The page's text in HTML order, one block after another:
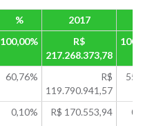
% 2017
100,00%
R$
217.268.373,78
60,76%
R$
119.790.941,57
0,10% R$ 170.553,94